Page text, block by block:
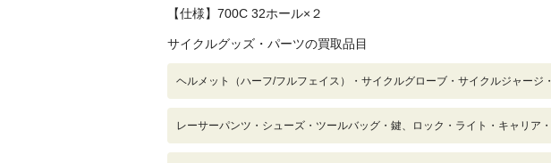
【仕様】700C 32ホール×２
サイクルグッズ・パーツの買取品目
ヘルメット（ハーフ/フルフェイス）・サイクルグローブ・サイクルジャージ・
レーサーパンツ・シューズ・ツールバッグ・鍵、ロック・ライト・キャリア・